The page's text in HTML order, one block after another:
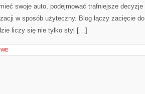
swoje auto, podejmować trafniejsze decyzje
w sposób użyteczny. Blog łączy zacięcie do
liczy się nie tylko styl […]